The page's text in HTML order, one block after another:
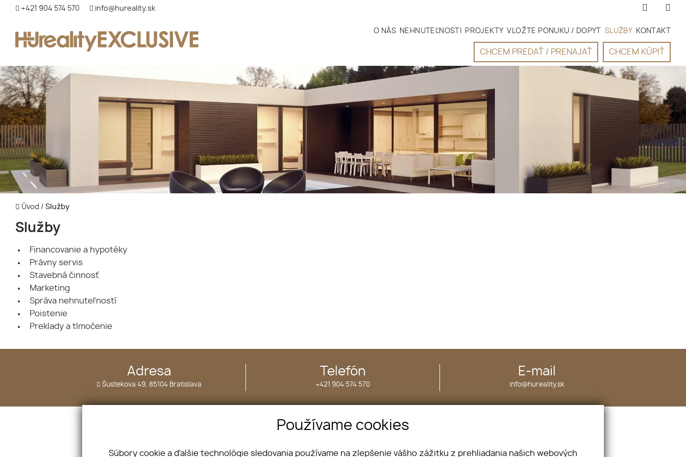
+421 904 574 570 info@hureality.sk
CHCEM PREDAŤ / PRENAJAŤ CHCEM KÚPIŤ
O NÁS NEHNUTEĽNOSTI PROJEKTY VLOŽTE PONUKU / DOPYT SLUŽBY KONTAKT
Úvod / Služby
Služby
Financovanie a hypotéky
Právny servis
Stavebná činnosť
Marketing
Správa nehnuteľností
Poistenie
Preklady a tlmočenie
Adresa
Šustekova 49, 85104 Bratislava
Telefón
+421 904 574 570
E-mail
info@hureality.sk
Vložte dopyt
Nehnuteľnosti
Kontakt
webex.digital
Používame cookies
Súbory cookie a ďalšie technológie sledovania používame na zlepšenie vášho zážitku z prehliadania našich webových